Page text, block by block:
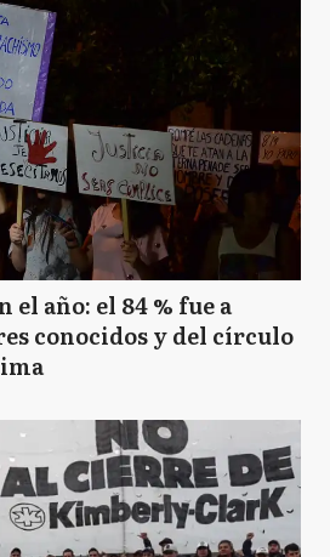
el año: el 84 % fue a
conocidos y del círculo